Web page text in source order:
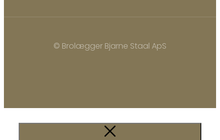
© Brolægger Bjarne Staal ApS